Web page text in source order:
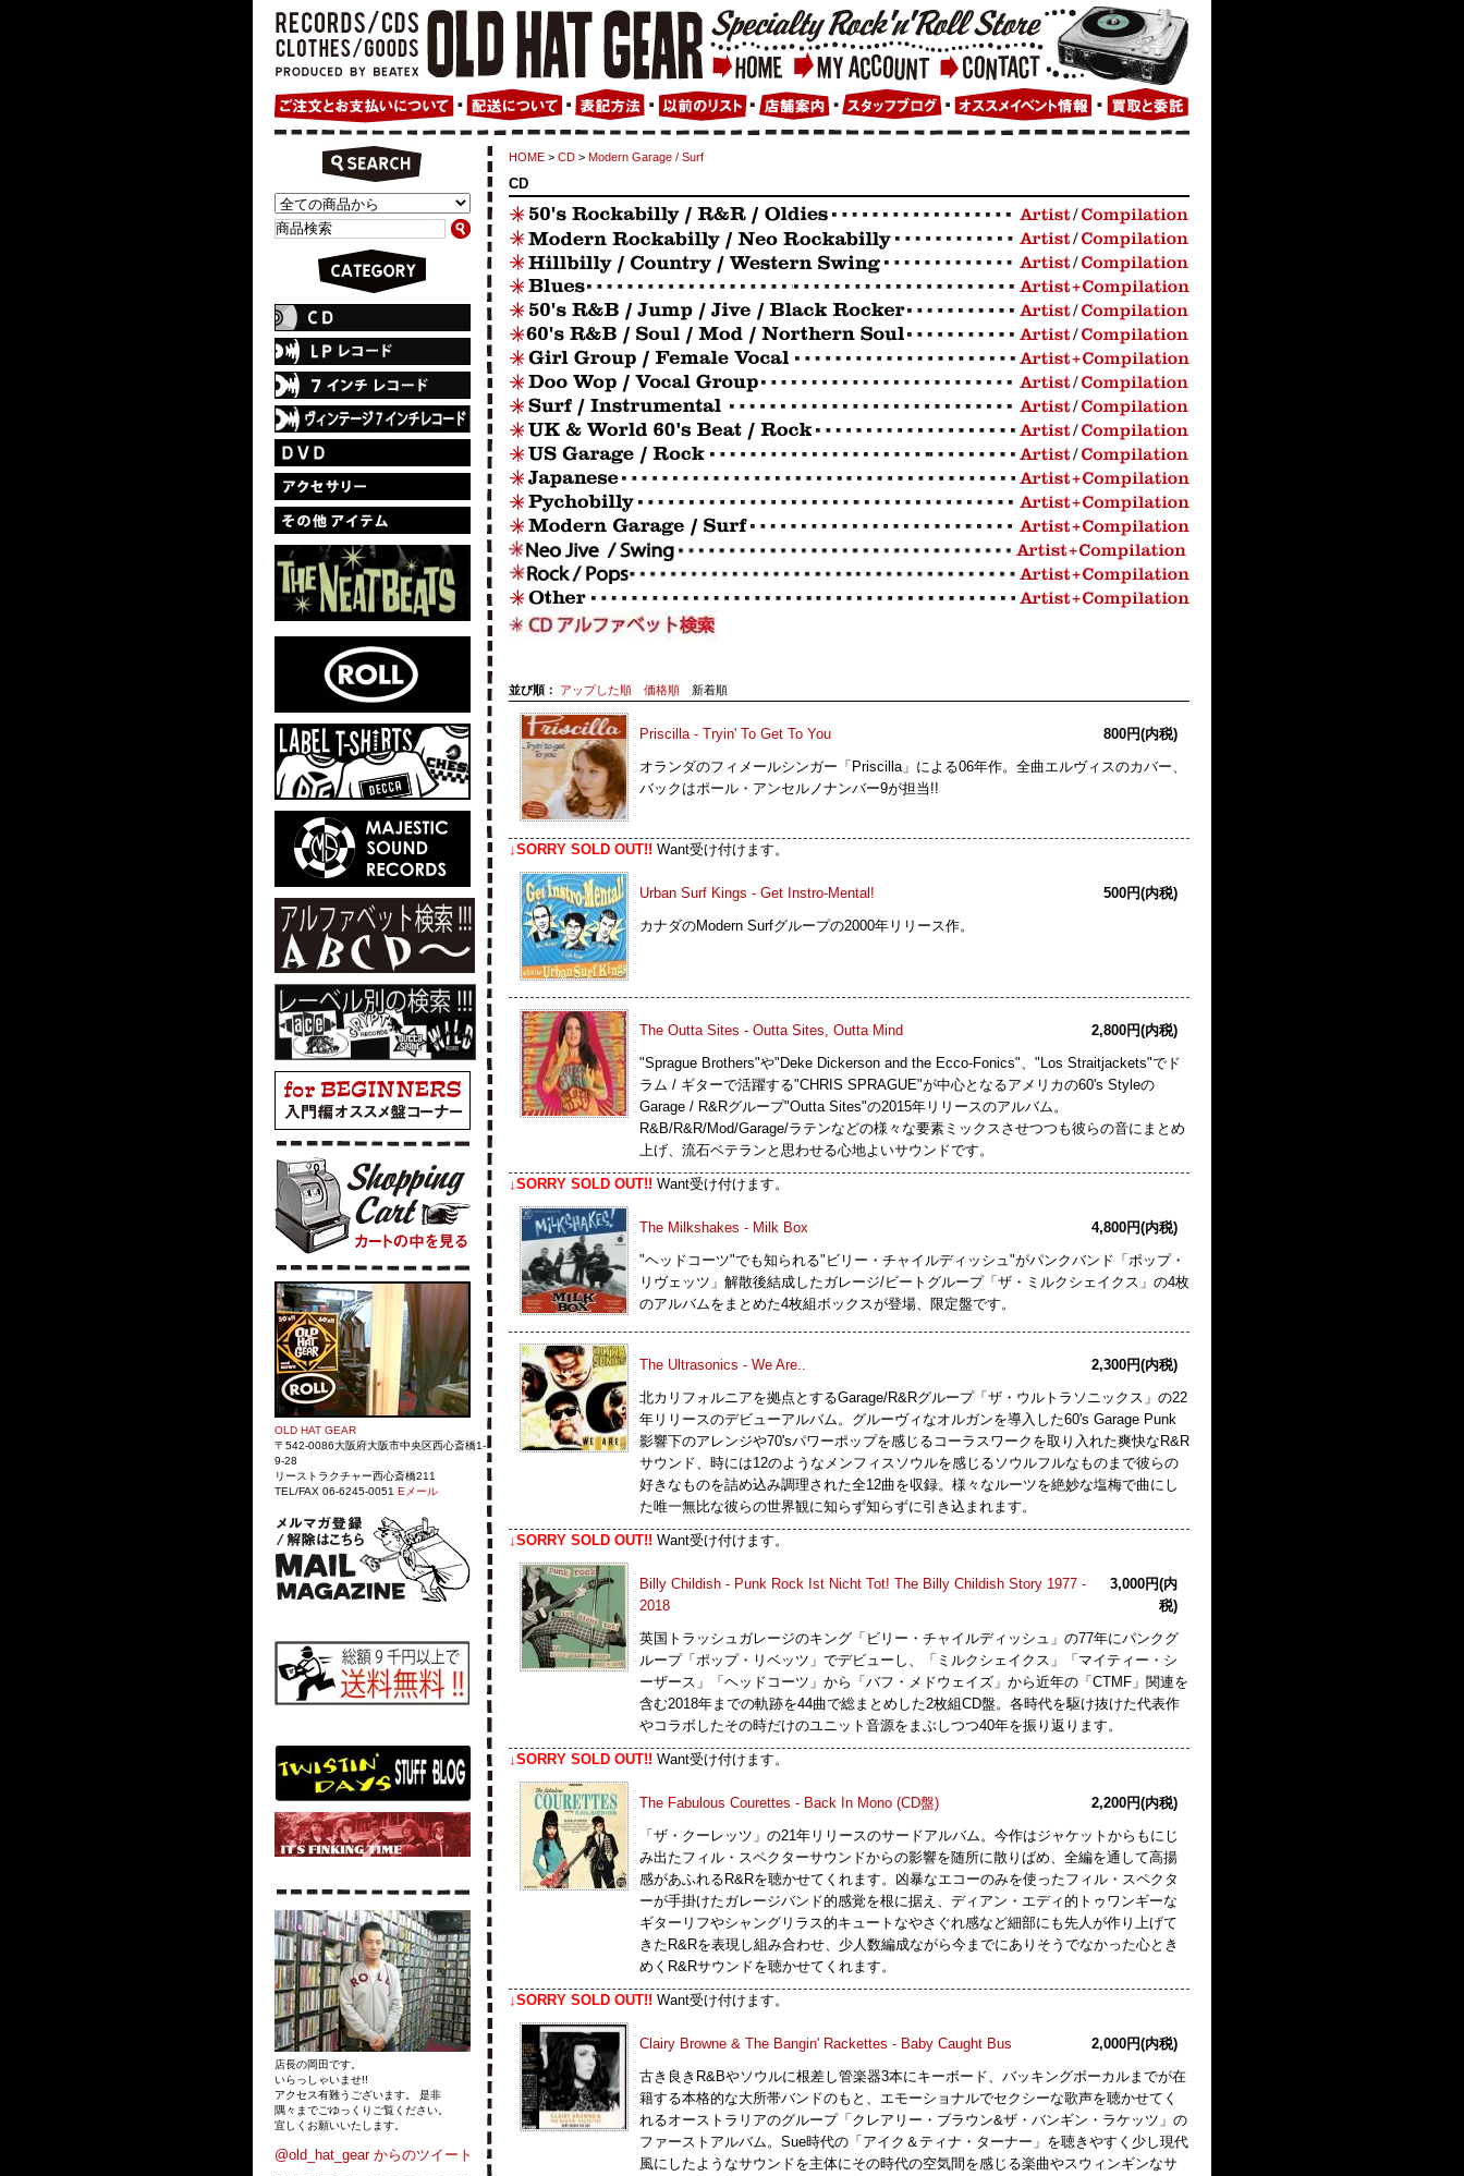
OLD HAT GEAR
〒542-0086大阪府大阪市中央区西心斎橋1-
9-28
リーストラクチャー西心斎橋211
TEL/FAX 06-6245-0051 Eメール
店長の岡田です。
いらっしゃいませ!!
アクセス有難うございます。 是非
隅々までごゆっくりご覧ください。
宜しくお願いいたします。
@old_hat_gear からのツイート
HOME > CD > Modern Garage / Surf
CD
並び順： アップした順 価格順 新着順
Priscilla - Tryin' To Get To You
800円(内税)
オランダのフィメールシンガー「Priscilla」による06年作。全曲エルヴィスのカバー、
バックはポール・アンセルノナンバー9が担当!!
↓SORRY SOLD OUT!! Want受け付けます。
Urban Surf Kings - Get Instro-Mental!
500円(内税)
カナダのModern Surfグループの2000年リリース作。
The Outta Sites - Outta Sites, Outta Mind
2,800円(内税)
"Sprague Brothers"や"Deke Dickerson and the Ecco-Fonics"、"Los Straitjackets"でド
ラム / ギターで活躍する"CHRIS SPRAGUE"が中心となるアメリカの60's Styleの
Garage / R&Rグループ"Outta Sites"の2015年リリースのアルバム。
R&B/R&R/Mod/Garage/ラテンなどの様々な要素ミックスさせつつも彼らの音にまとめ
上げ、流石ベテランと思わせる心地よいサウンドです。
↓SORRY SOLD OUT!! Want受け付けます。
The Milkshakes - Milk Box
4,800円(内税)
"ヘッドコーツ"でも知られる"ビリー・チャイルディッシュ"がパンクバンド「ポップ・
リヴェッツ」解散後結成したガレージ/ビートグループ「ザ・ミルクシェイクス」の4枚
のアルバムをまとめた4枚組ボックスが登場、限定盤です。
The Ultrasonics - We Are..
2,300円(内税)
北カリフォルニアを拠点とするGarage/R&Rグループ「ザ・ウルトラソニックス」の22
年リリースのデビューアルバム。グルーヴィなオルガンを導入した60's Garage Punk
影響下のアレンジや70'sパワーポップを感じるコーラスワークを取り入れた爽快なR&R
サウンド、時には12のようなメンフィスソウルを感じるソウルフルなものまで彼らの
好きなものを詰め込み調理された全12曲を収録。様々なルーツを絶妙な塩梅で曲にし
た唯一無比な彼らの世界観に知らず知らずに引き込まれます。
↓SORRY SOLD OUT!! Want受け付けます。
Billy Childish - Punk Rock Ist Nicht Tot! The Billy Childish Story 1977 -
2018
3,000円(内
税)
英国トラッシュガレージのキング「ビリー・チャイルディッシュ」の77年にパンクグ
ループ「ポップ・リベッツ」でデビューし、「ミルクシェイクス」「マイティー・シ
ーザース」「ヘッドコーツ」から「バフ・メドウェイズ」から近年の「CTMF」関連を
含む2018年までの軌跡を44曲で総まとめした2枚組CD盤。各時代を駆け抜けた代表作
やコラボしたその時だけのユニット音源をまぶしつつ40年を振り返ります。
↓SORRY SOLD OUT!! Want受け付けます。
The Fabulous Courettes - Back In Mono (CD盤)
2,200円(内税)
「ザ・クーレッツ」の21年リリースのサードアルバム。今作はジャケットからもにじ
み出たフィル・スペクターサウンドからの影響を随所に散りばめ、全編を通して高揚
感があふれるR&Rを聴かせてくれます。凶暴なエコーのみを使ったフィル・スペクタ
ーが手掛けたガレージバンド的感覚を根に据え、ディアン・エディ的トゥワンギーな
ギターリフやシャングリラス的キュートなやさぐれ感など細部にも先人が作り上げて
きたR&Rを表現し組み合わせ、少人数編成ながら今までにありそうでなかった心とき
めくR&Rサウンドを聴かせてくれます。
↓SORRY SOLD OUT!! Want受け付けます。
Clairy Browne & The Bangin' Rackettes - Baby Caught Bus
2,000円(内税)
古き良きR&Bやソウルに根差し管楽器3本にキーボード、バッキングボーカルまでが在
籍する本格的な大所帯バンドのもと、エモーショナルでセクシーな歌声を聴かせてく
れるオーストラリアのグループ「クレアリー・ブラウン&ザ・バンギン・ラケッツ」の
ファーストアルバム。Sue時代の「アイク＆ティナ・ターナー」を聴きやすく少し現代
風にしたようなサウンドを主体にその時代の空気間を感じる楽曲やスウィンギンなサ